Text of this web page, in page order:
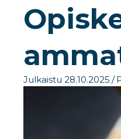
Julkaistu 28.10.2025 /